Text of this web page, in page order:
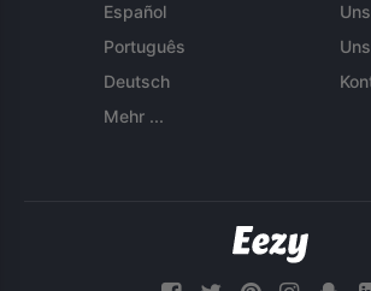
Español
Português
Deutsch
Mehr ...